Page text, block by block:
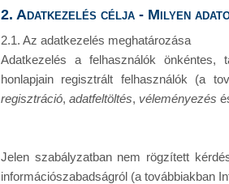
2. Adatkezelés célja - Milyen
2.1. Az adatkezelés meghatározása
Adatkezelés a felhasználók önkéntes,
honlapjain regisztrált felhasználók (a
regisztráció, adatfeltöltés, véleményezés
Jelen szabályzatban nem rögzített
információszabadságról (a továbbiakban